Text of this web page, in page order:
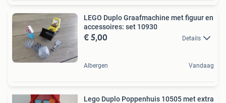
LEGO Duplo Graafmachine met figuur en
accessoires: set 10930
€ 5,00 Details
Albergen Vandaag
Lego Duplo Poppenhuis 10505 met extra